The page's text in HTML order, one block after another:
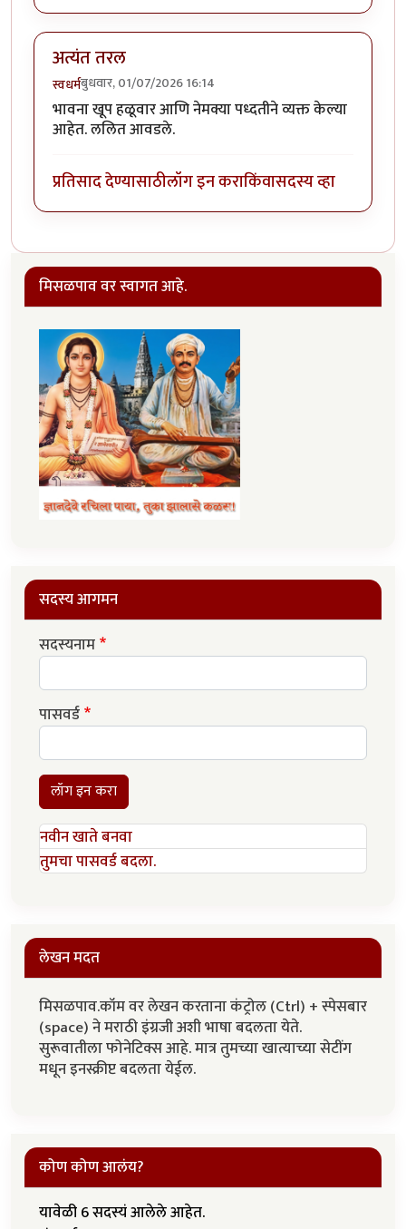
अत्यंत तरल
स्वधर्मबुधवार, 01/07/2026 16:14
भावना खूप हळूवार आणि नेमक्या पध्दतीने व्यक्त केल्या
आहेत. ललित आवडले.
प्रतिसाद देण्यासाठीलॉग इन कराकिंवासदस्य व्हा
मिसळपाव वर स्वागत आहे.
सदस्य आगमन
सदस्यनाम
पासवर्ड
लॉग इन करा
नवीन खाते बनवा
तुमचा पासवर्ड बदला.
लेखन मदत
मिसळपाव.कॉम वर लेखन करताना कंट्रोल (Ctrl) + स्पेसबार
(space) ने मराठी इंग्रजी अशी भाषा बदलता येते.
सुरूवातीला फोनेटिक्स आहे. मात्र तुमच्या खात्याच्या सेटींग
मधून इनस्क्रीप्ट बदलता येईल.
कोण कोण आलंय?
यावेळी 6 सदस्यं आलेले आहेत.